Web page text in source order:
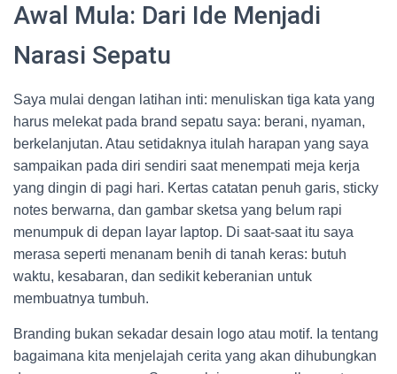
Awal Mula: Dari Ide Menjadi
Narasi Sepatu
Saya mulai dengan latihan inti: menuliskan tiga kata yang
harus melekat pada brand sepatu saya: berani, nyaman,
berkelanjutan. Atau setidaknya itulah harapan yang saya
sampaikan pada diri sendiri saat menempati meja kerja
yang dingin di pagi hari. Kertas catatan penuh garis, sticky
notes berwarna, dan gambar sketsa yang belum rapi
menumpuk di depan layar laptop. Di saat-saat itu saya
merasa seperti menanam benih di tanah keras: butuh
waktu, kesabaran, dan sedikit keberanian untuk
membuatnya tumbuh.
Branding bukan sekadar desain logo atau motif. Ia tentang
bagaimana kita menjelajah cerita yang akan dihubungkan